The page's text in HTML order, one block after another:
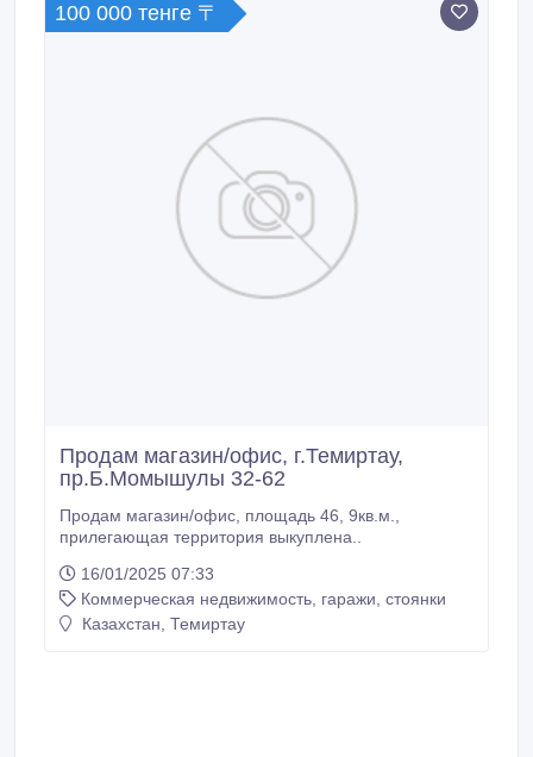
100 000 тенге 〒
Продам магазин/офис, г.Темиртау,
пр.Б.Момышулы 32-62
Продам магазин/офис, площадь 46, 9кв.м.,
прилегающая территория выкуплена..
16/01/2025 07:33
Коммерческая недвижимость, гаражи, стоянки
Казахстан, Темиртау